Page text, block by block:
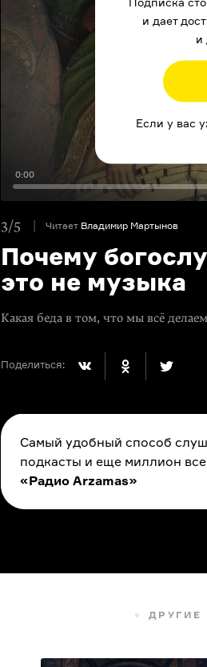
и дает
и
Если у вас
0:00
3/5 Читает Владимир Мартынов
Почему
это не музыка
Какая беда в том, что мы всё
Поделиться:
Самый удобный способ
подкасты и еще миллион
«Радио Arzamas»
ДРУГИЕ